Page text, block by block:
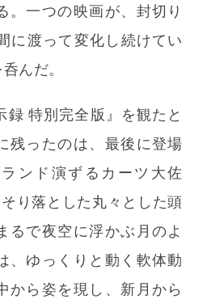
。一つの映画が、封切り
に渡って変化し続けてい
んだ。
録 特別完全版』を観たと
残ったのは、最後に登場
ンド演ずるカーツ大佐
り落とした丸々とした頭
るで夜空に浮かぶ月のよ
、ゆっくりと動く軟体動
から姿を現し、新月から